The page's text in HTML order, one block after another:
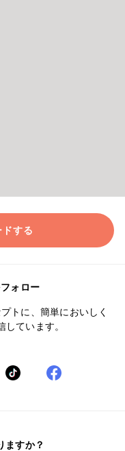
する
ォロー
トに、簡単においしく
ています。
ますか？